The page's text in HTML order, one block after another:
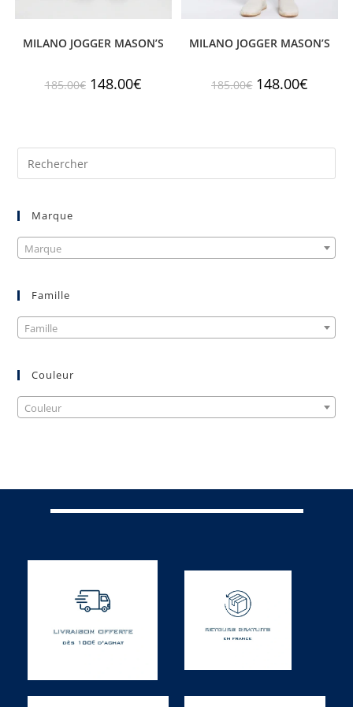
MILANO JOGGER MASON’S
185.00€ 148.00€
MILANO JOGGER MASON’S
185.00€ 148.00€
Marque
Marque
Famille
Famille
Couleur
Couleur